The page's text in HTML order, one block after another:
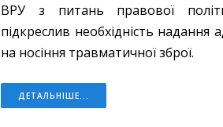
ВРУ з питань правової
підкреслив необхідність надання
на носіння травматичної зброї.
ДЕТАЛЬНІШЕ...